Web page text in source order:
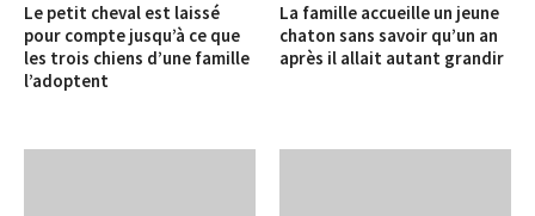
Le petit cheval est laissé
pour compte jusqu’à ce que
les trois chiens d’une famille
l’adoptent
La famille accueille un jeune
chaton sans savoir qu’un an
après il allait autant grandir